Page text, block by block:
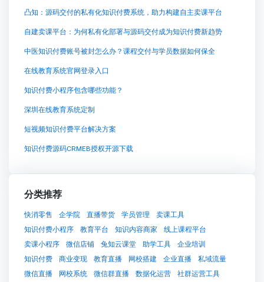
凸知：源码交付的私有化知识付费系统，助力构建自主卖课平台
自建卖课平台：为何私有化部署与源码交付成为知识付费新趋势
中医知识付费账号被封怎么办？课程交付与学员数据如何保全
在线教育系统官网登录入口
知识付费小程序包含哪些功能？
深圳在线教育系统定制
短视频知识付费平台解决方案
知识付费源码CRMEB授权开源下载
分类推荐
快消零售 企学院 直播带货 学员管理
卖课工具
知识付费小程序
教育平台 知识内容商家
线上课程平台
卖课小程序
微信店铺 兔知云课堂 助学工具
企业培训
知识付费
商业变现 教育直播 网校搭建 企业直播
私域流量
微信直播
网校系统 微信群直播 数据化运营
社群运营工具